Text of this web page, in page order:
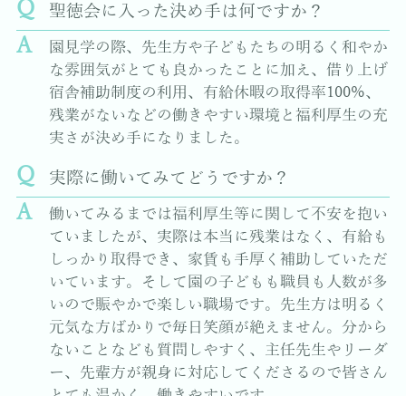
聖徳会に入った決め手は何ですか？
園見学の際、先生方や子どもたちの明るく和やか
な雰囲気がとても良かったことに加え、借り上げ
宿舎補助制度の利用、有給休暇の取得率100%、
残業がないなどの働きやすい環境と福利厚生の充
実さが決め手になりました。
実際に働いてみてどうですか？
働いてみるまでは福利厚生等に関して不安を抱い
ていましたが、実際は本当に残業はなく、有給も
しっかり取得でき、家賃も手厚く補助していただ
いています。そして園の子どもも職員も人数が多
いので賑やかで楽しい職場です。先生方は明るく
元気な方ばかりで毎日笑顔が絶えません。分から
ないことなども質問しやすく、主任先生やリーダ
ー、先輩方が親身に対応してくださるので皆さん